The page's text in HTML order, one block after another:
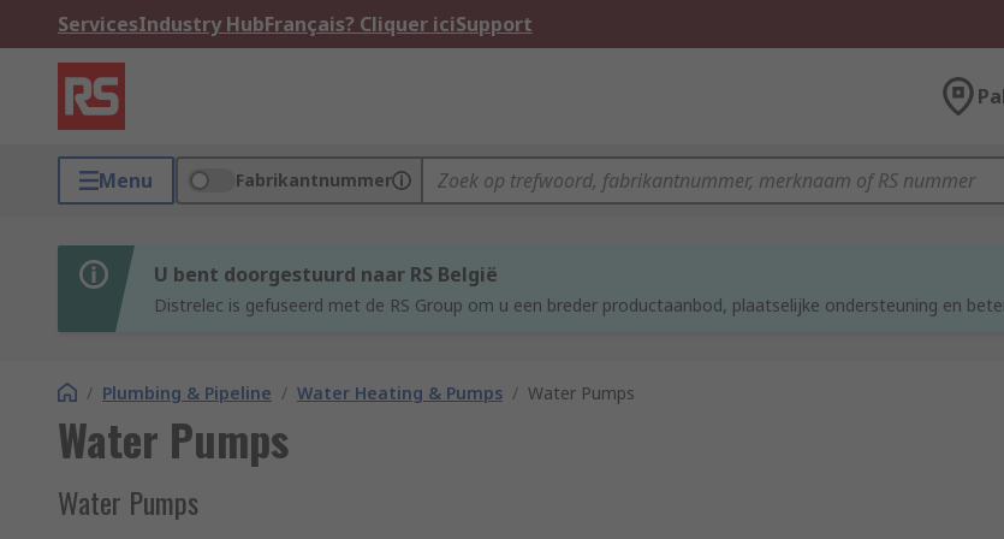
ServicesIndustry HubFrançais? Cliquer iciSupport
Menu Fabrikantnummer
U bent doorgestuurd naar RS België
Distrelec is gefuseerd met de RS Group om u een breder productaanbod, plaatselijke ondersteuning en
/ Plumbing & Pipeline / Water Heating & Pumps / Water Pumps
Water Pumps
Water Pumps